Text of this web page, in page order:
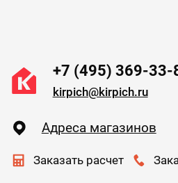
+7 (495) 369-33-
kirpich@kirpich.ru
Адреса магазинов
Заказать расчет